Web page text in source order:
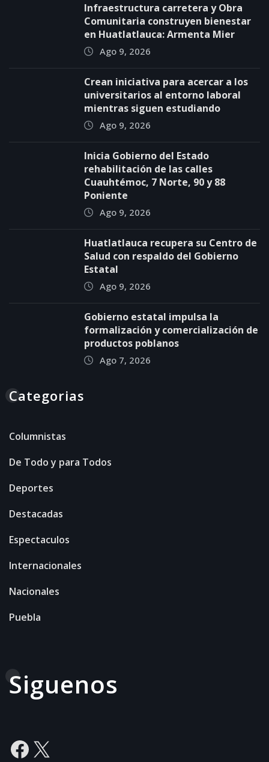
Infraestructura carretera y Obra
Comunitaria construyen bienestar
en Huatlatlauca: Armenta Mier
Ago 9, 2026
Crean iniciativa para acercar a los
universitarios al entorno laboral
mientras siguen estudiando
Ago 9, 2026
Inicia Gobierno del Estado
rehabilitación de las calles
Cuauhtémoc, 7 Norte, 90 y 88
Poniente
Ago 9, 2026
Huatlatlauca recupera su Centro de
Salud con respaldo del Gobierno
Estatal
Ago 9, 2026
Gobierno estatal impulsa la
formalización y comercialización de
productos poblanos
Ago 7, 2026
Categorias
Columnistas
De Todo y para Todos
Deportes
Destacadas
Espectaculos
Internacionales
Nacionales
Puebla
Siguenos
Facebook
X